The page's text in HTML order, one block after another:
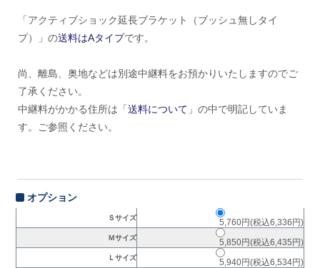
「アクティブショック延長ブラケット（ブッシュ無しタイ
プ）」の送料はAタイプです。
尚、離島、奥地などは別途中継料をお預かりいたしますのでご
了承ください。
中継料がかかる住所は「送料について 」の中で明記していま
す。ご参照ください。
オプション
Ｓサイズ 5,760円(税込6,336円)
Ｍサイズ 5,850円(税込6,435円)
Ｌサイズ 5,940円(税込6,534円)